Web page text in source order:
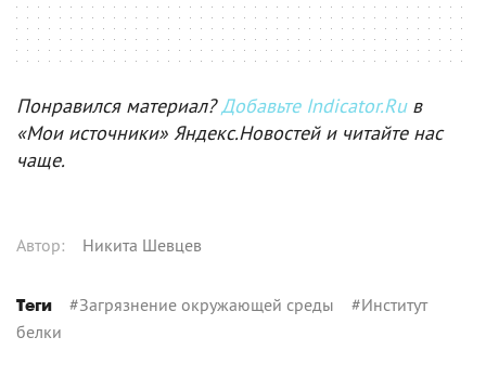
Понравился материал?Добавьте Indicator.Ruв
«Мои источники» Яндекс.Новостей и читайте нас
чаще.
Автор: Никита Шевцев
Теги #Загрязнение окружающей среды #Институт
белки